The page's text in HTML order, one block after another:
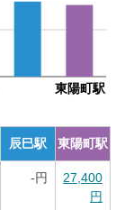
東陽町駅
辰巳駅 東陽町駅
-円
27,400
円